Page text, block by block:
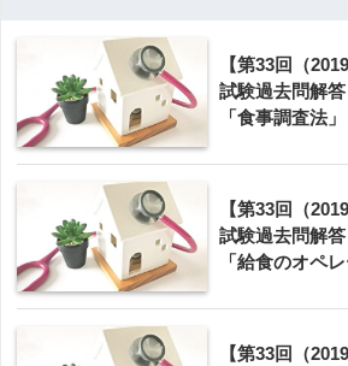
【第33回（
試験過去問解
「食事調査法」
【第33回（
試験過去問解
「給食のオペ
【第33回（